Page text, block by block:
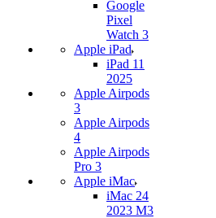
Google
Pixel
Watch 3
Apple iPad
iPad 11
2025
Apple Airpods
3
Apple Airpods
4
Apple Airpods
Pro 3
Apple iMac
iMac 24
2023 M3